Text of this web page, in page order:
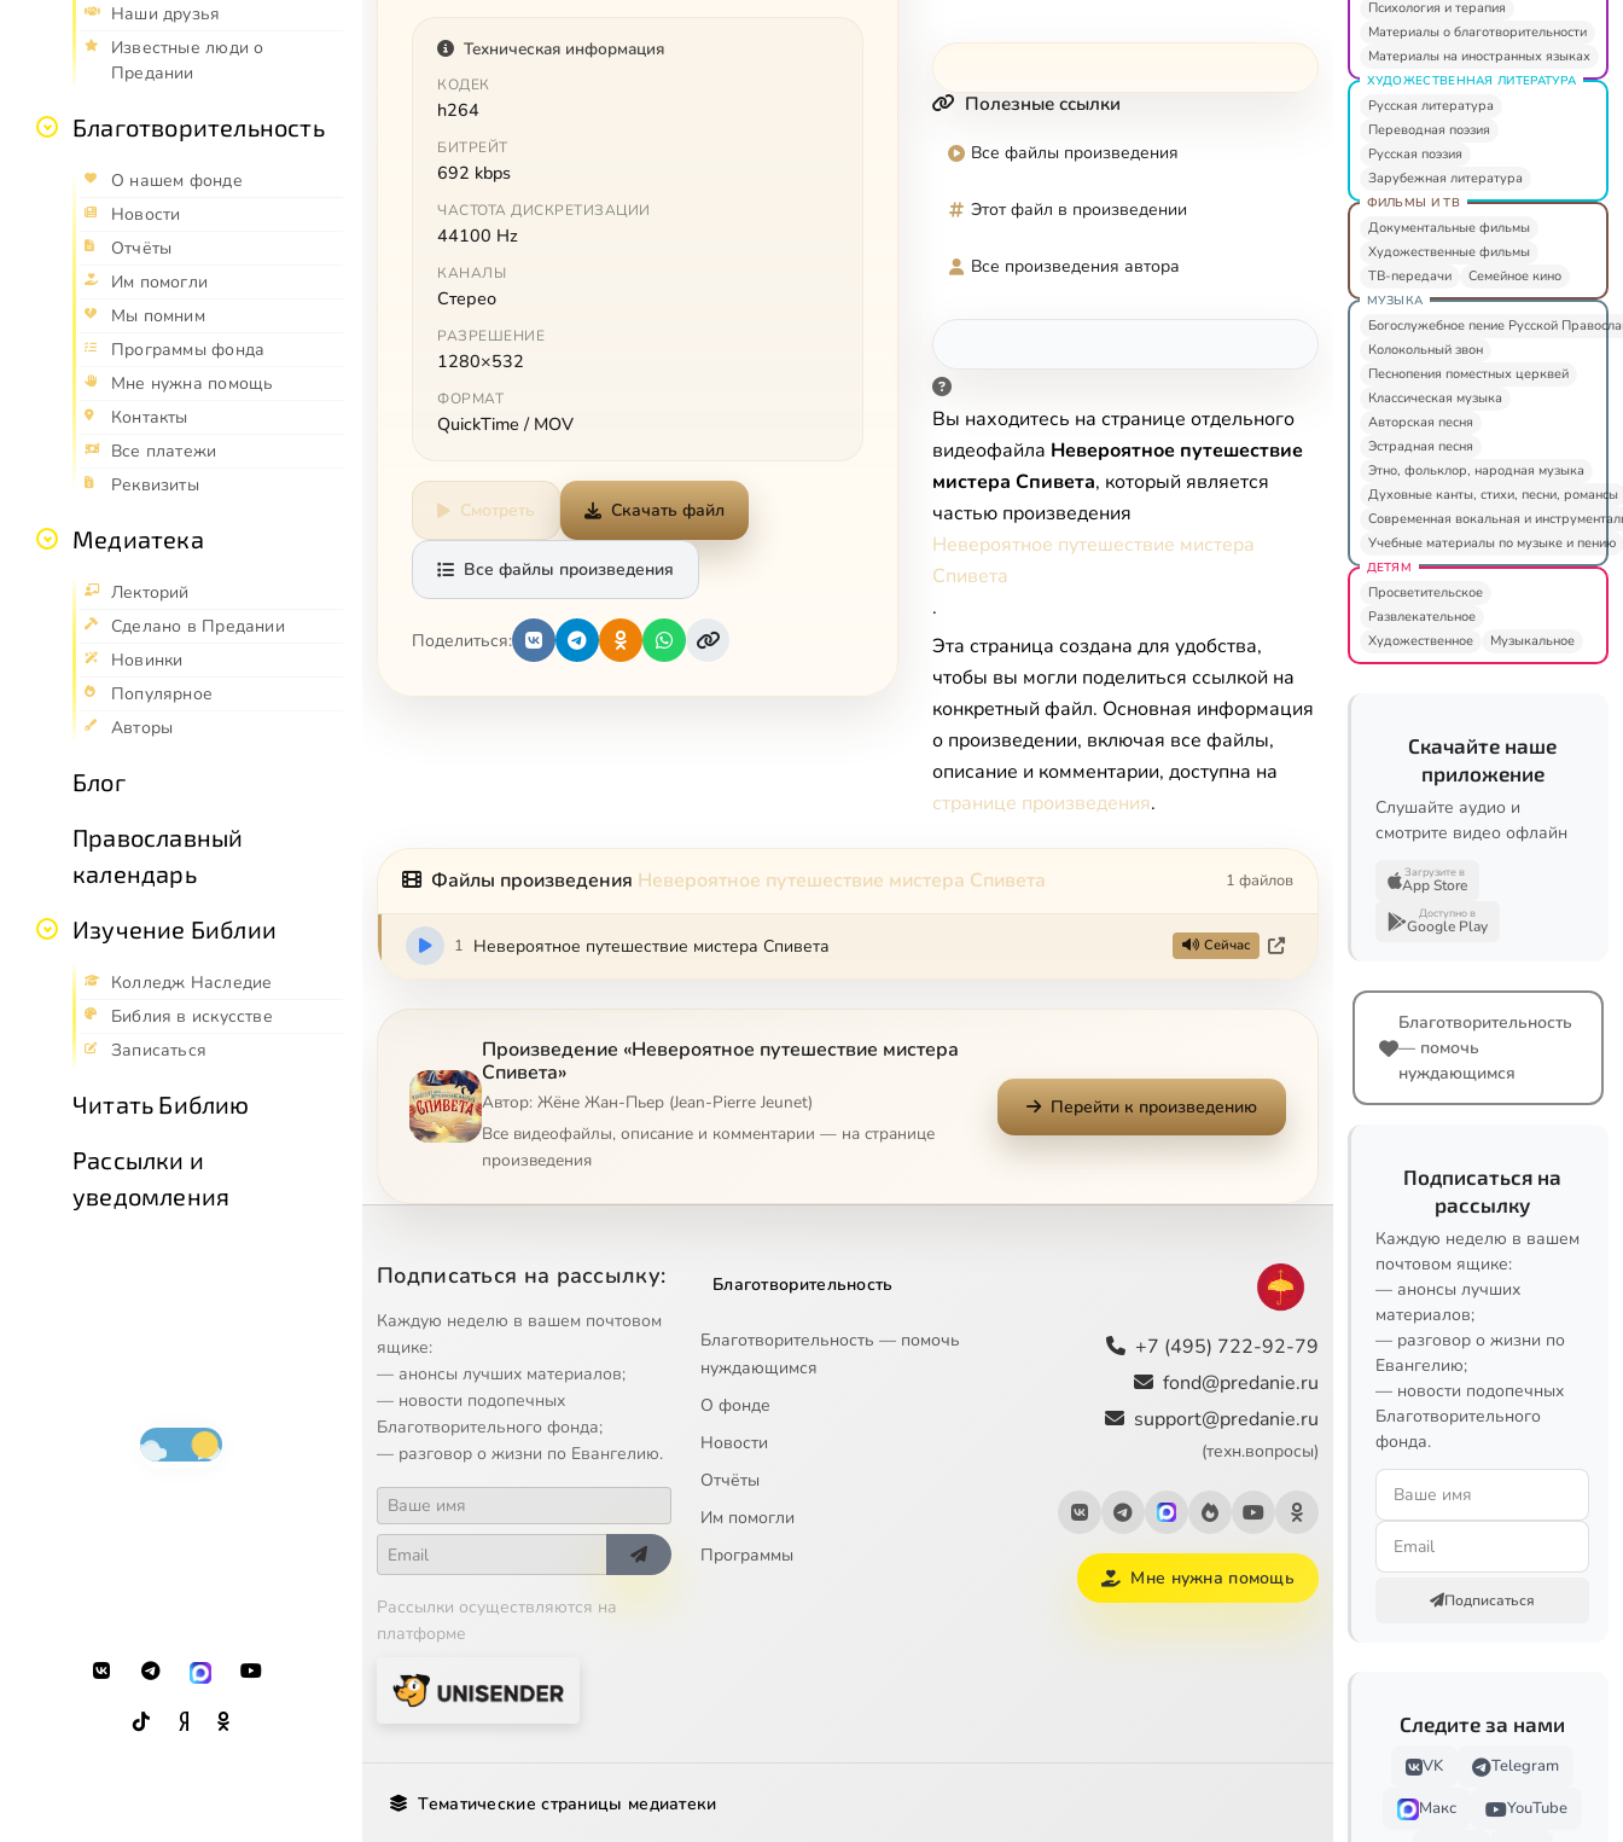
Наши друзья
Известные люди о
Предании
Благотворительность
О нашем фонде
Новости
Отчёты
Им помогли
Мы помним
Программы фонда
Мне нужна помощь
Контакты
Все платежи
Реквизиты
Медиатека
Лекторий
Сделано в Предании
Новинки
Популярное
Авторы
Блог
Православный
календарь
Изучение Библии
Колледж Наследие
Библия в искусстве
Записаться
Читать Библию
Рассылки и
уведомления
Техническая информация
КОДЕК
h264
БИТРЕЙТ
692 kbps
ЧАСТОТА ДИСКРЕТИЗАЦИИ
44100 Hz
КАНАЛЫ
Стерео
РАЗРЕШЕНИЕ
1280×532
ФОРМАТ
QuickTime / MOV
Смотреть Скачать файл
Все файлы произведения
Поделиться:
Полезные ссылки
Все файлы произведения
Этот файл в произведении
Все произведения автора
Вы находитесь на странице отдельного
видеофайла Невероятное путешествие
мистера Спивета, который является
частью произведения
Невероятное путешествие мистера
Спивета
.
Эта страница создана для удобства,
чтобы вы могли поделиться ссылкой на
конкретный файл. Основная информация
о произведении, включая все файлы,
описание и комментарии, доступна на
странице произведения.
Файлы произведения Невероятное путешествие мистера Спивета 1 файлов
1 Невероятное путешествие мистера Спивета Сейчас
Произведение «Невероятное путешествие мистера
Спивета»
Автор: Жёне Жан-Пьер (Jean-Pierre Jeunet)
Все видеофайлы, описание и комментарии — на странице
произведения
Перейти к произведению
Подписаться на рассылку:
Каждую неделю в вашем почтовом
ящике:
— анонсы лучших материалов;
— новости подопечных
Благотворительного фонда;
— разговор о жизни по Евангелию.
Рассылки осуществляются на
платформе
Благотворительность
Благотворительность — помочь
нуждающимся
О фонде
Новости
Отчёты
Им помогли
Программы
+7 (495) 722-92-79
fond@predanie.ru
support@predanie.ru
(техн.вопросы)
Мне нужна помощь
Тематические страницы медиатеки
Психология и терапия
Материалы о благотворительности
Материалы на иностранных языках
ХУДОЖЕСТВЕННАЯ ЛИТЕРАТУРА
Русская литература
Переводная поэзия
Русская поэзия
Зарубежная литература
ФИЛЬМЫ И ТВ
Документальные фильмы
Художественные фильмы
ТВ-передачи
Семейное кино
МУЗЫКА
Богослужебное пение Русской
Колокольный звон
Песнопения поместных церквей
Классическая музыка
Авторская песня
Эстрадная песня
Этно, фольклор, народная музыка
Духовные канты, стихи, песни, романсы
Современная вокальная и
Учебные материалы по музыке и пению
ДЕТЯМ
Просветительское
Развлекательное
Художественное
Музыкальное
Скачайте наше
приложение
Слушайте аудио и
смотрите видео офлайн
Загрузите в
App Store
Доступно в
Google Play
Благотворительность
— помочь
нуждающимся
Подписаться на
рассылку
Каждую неделю в вашем
почтовом ящике:
— анонсы лучших
материалов;
— разговор о жизни по
Евангелию;
— новости подопечных
Благотворительного
фонда.
Подписаться
Следите за нами
VK
Telegram
Макс
YouTube